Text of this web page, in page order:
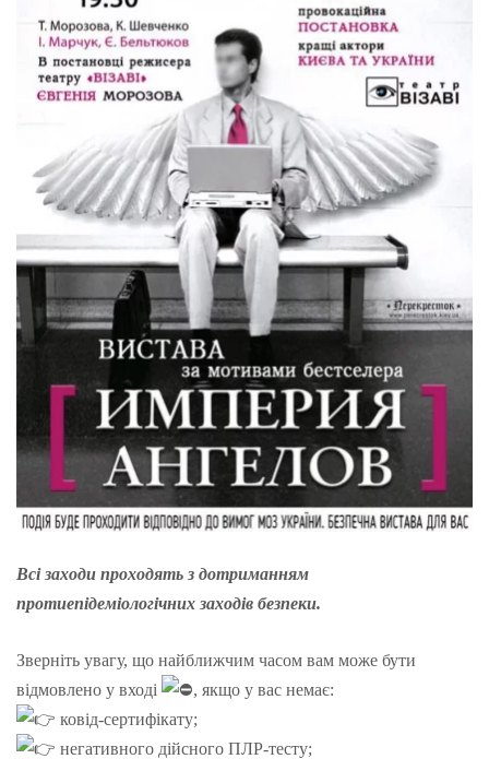
Всі заходи проходять з дотриманням
протиепідеміологічних заходів безпеки.
Зверніть увагу, що найближчим часом вам може бути
відмовлено у вході
, якщо у вас немає:
ковід-сертифікату;
негативного дійсного ПЛР-тесту;